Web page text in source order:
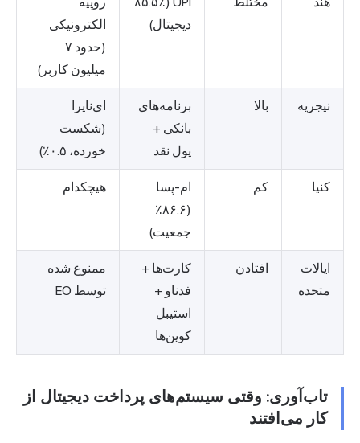
دیجیتال)
الکترونیکی
(حدود ۷
میلیون کاربر)
نیجریه بالا
برنامه‌های
بانکی +
پول نقد
ای‌نایرا
(شکست
خورده، ۰.۵٪)
کنیا کم
ام-پسا
(۸۶.۶٪
جمعیت)
هیچکدام
ایالات
متحده
افتادن
کارت‌ها +
فدناو +
استیبل
کوین‌ها
ممنوع شده
توسط EO
تاب‌آوری: وقتی سیستم‌های پرداخت دیجیتال از
کار می‌افتند